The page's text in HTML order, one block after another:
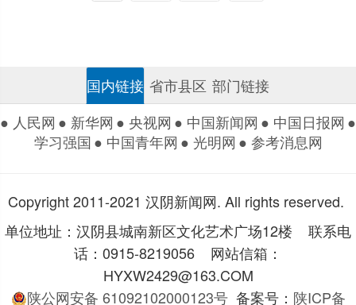
国内链接 省市县区 部门链接
● 人民网 ● 新华网 ● 央视网 ● 中国新闻网 ● 中国日报网 ●
学习强国● 中国青年网 ● 光明网 ● 参考消息网
Copyright 2011-2021 汉阴新闻网. All rights reserved.
单位地址：汉阴县城南新区文化艺术广场12楼 联系电
话：0915-8219056 网站信箱：
HYXW2429@163.COM
陕公网安备 61092102000123号备案号： 陕ICP备